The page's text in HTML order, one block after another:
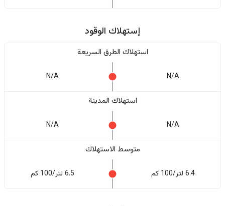
إستهلاك الوقود
استهلاك الطرق السريعة
N/A
N/A
استهلاك المدينة
N/A
N/A
متوسط الاستهلاك
6.4 لتر/100 كم 6.5 لتر/100 كم